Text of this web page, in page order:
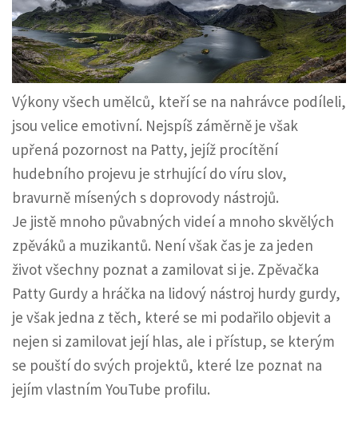
Výkony všech umělců, kteří se na nahrávce podíleli,
jsou velice emotivní. Nejspíš záměrně je však
upřená pozornost na Patty, jejíž procítění
hudebního projevu je strhující do víru slov,
bravurně mísených s doprovody nástrojů.
Je jistě mnoho půvabných videí a mnoho skvělých
zpěváků a muzikantů. Není však čas je za jeden
život všechny poznat a zamilovat si je. Zpěvačka
Patty Gurdy a hráčka na lidový nástroj hurdy gurdy,
je však jedna z těch, které se mi podařilo objevit a
nejen si zamilovat její hlas, ale i přístup, se kterým
se pouští do svých projektů, které lze poznat na
jejím vlastním YouTube profilu.